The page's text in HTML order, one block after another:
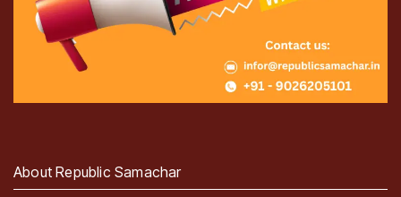
About Republic Samachar